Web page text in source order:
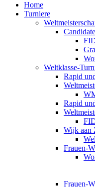
Home
Turniere
Weltklasse-
Rapid
Rapid
Wijk aan
Frauen-
Frauen-